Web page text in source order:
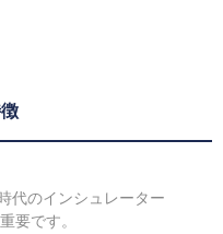
代のインシュレーター
要です。